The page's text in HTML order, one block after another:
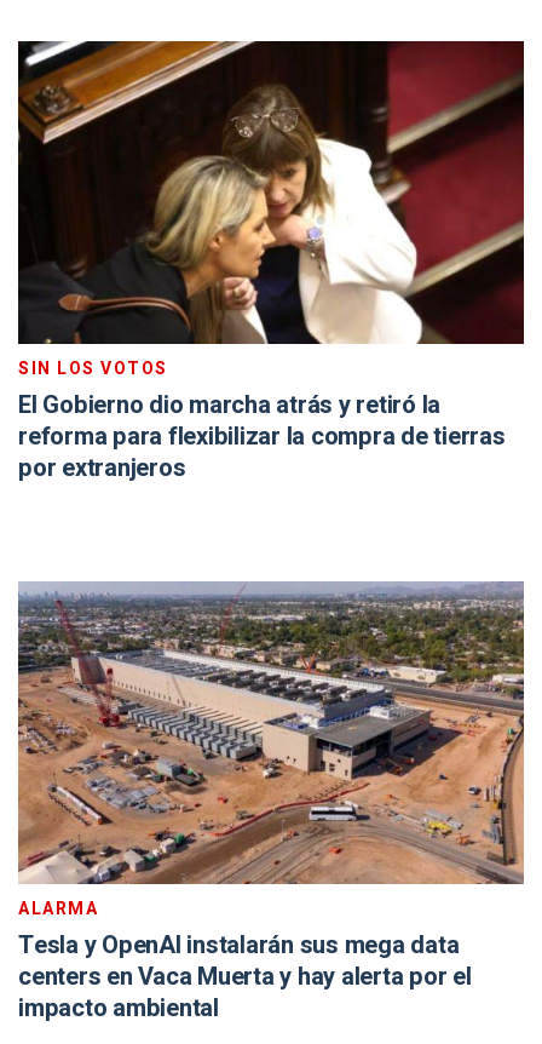
SIN LOS VOTOS
El Gobierno dio marcha atrás y retiró la
reforma para flexibilizar la compra de tierras
por extranjeros
ALARMA
Tesla y OpenAI instalarán sus mega data
centers en Vaca Muerta y hay alerta por el
impacto ambiental